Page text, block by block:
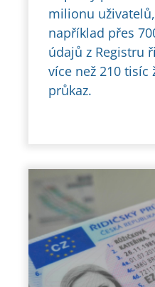
milionu
například přes
údajů z Registru
více než 210
průkaz.